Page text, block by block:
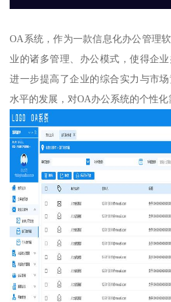
OA系统，作为一款信息化办公管理
业的诸多管理、办公模式，使得企
进一步提高了企业的综合实力与市
水平的发展，对OA办公系统的个性化